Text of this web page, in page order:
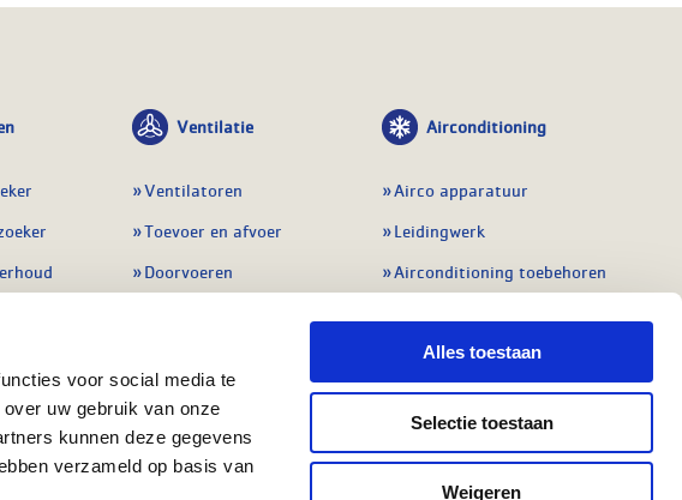
voor social media te
uw gebruik van onze
kunnen deze gegevens
verzameld op basis van
Alles toestaan
Selectie toestaan
Weigeren
Ventilatie
Ventilatoren
Toevoer en afvoer
Doorvoeren
Regelingen
Alle ventilatie
Airconditioning
Airco apparatuur
Leidingwerk
Airconditioning toebehoren
Service en onderhoud
Regelapparatuur
Alle koeling